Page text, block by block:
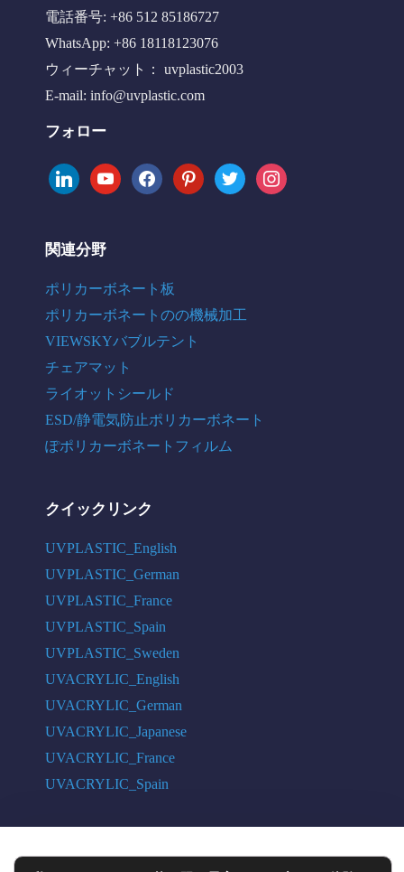
電話番号: +86 512 85186727
WhatsApp: +86 18118123076
ウィーチャット： uvplastic2003
E-mail: info@uvplastic.com
フォロー
linkedinyoutubefacebookpinteresttwitter instagram
関連分野
ポリカーボネート板
ポリカーボネートのの機械加工
VIEWSKYバブルテント
チェアマット
ライオットシールド
ESD/静電気防止ポリカーボネート
ぽポリカーボネートフィルム
クイックリンク
UVPLASTIC_English
UVPLASTIC_German
UVPLASTIC_France
UVPLASTIC_Spain
UVPLASTIC_Sweden
UVACRYLIC_English
UVACRYLIC_German
UVACRYLIC_Japanese
UVACRYLIC_France
UVACRYLIC_Spain